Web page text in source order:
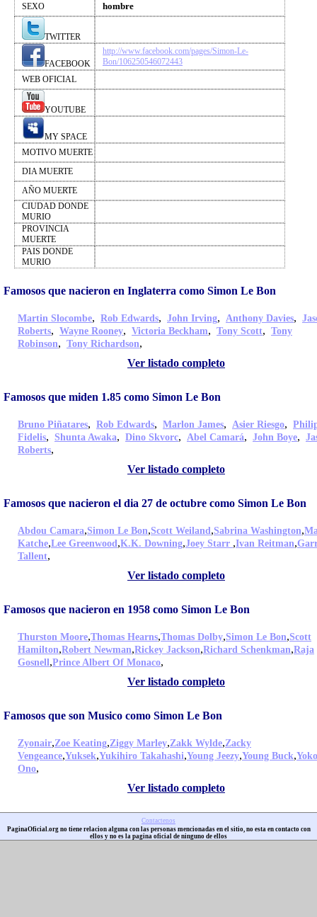
SEXO
hombre
TWITTER
FACEBOOK
http://www.facebook.com/pages/Simon-Le-
Bon/106250546072443
WEB OFICIAL
YOUTUBE
MY SPACE
MOTIVO MUERTE
DIA MUERTE
AÑO MUERTE
CIUDAD DONDE
MURIO
PROVINCIA
MUERTE
PAIS DONDE
MURIO
Famosos que nacieron en Inglaterra como Simon Le Bon
Martin Slocombe, Rob Edwards, John Irving, Anthony Davies,
Roberts, Wayne Rooney, Victoria Beckham, Tony Scott, Tony
Robinson, Tony Richardson,
Ver listado completo
Famosos que miden 1.85 como Simon Le Bon
Bruno Piñatares, Rob Edwards, Marlon James, Asier Riesgo,
Fidelis, Shunta Awaka, Dino Skvorc, Abel Camará, John Boye,
Roberts,
Ver listado completo
Famosos que nacieron el dia 27 de octubre como Simon Le Bon
Abdou Camara,Simon Le Bon,Scott Weiland,Sabrina Washington,
Katche,Lee Greenwood,K.K. Downing,Joey Starr ,Ivan Reitman,
Tallent,
Ver listado completo
Famosos que nacieron en 1958 como Simon Le Bon
Thurston Moore,Thomas Hearns,Thomas Dolby,Simon Le Bon,Scott
Hamilton,Robert Newman,Rickey Jackson,Richard Schenkman,Raja
Gosnell,Prince Albert Of Monaco,
Ver listado completo
Famosos que son Musico como Simon Le Bon
Zyonair,Zoe Keating,Ziggy Marley,Zakk Wylde,Zacky
Vengeance,Yuksek,Yukihiro Takahashi,Young Jeezy,Young Buck,Yoko
Ono,
Ver listado completo
Contactenos
PaginaOficial.org no tiene relacion alguna con las personas mencionadas en el sitio, no esta en contacto con
ellos y no es la pagina oficial de ninguno de ellos